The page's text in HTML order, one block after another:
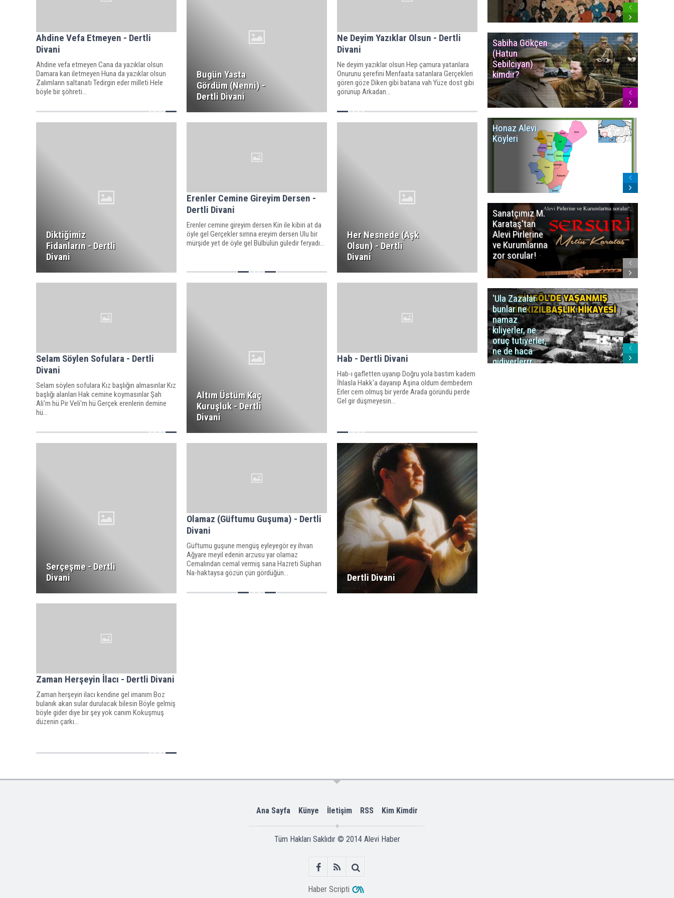
Ahdine Vefa Etmeyen - Dertli
Divani
Ahdine vefa etmeyen Cana da yazıklar olsun
Damara kan iletmeyen Huna da yazıklar olsun
Zalımların saltanatı Tedirgin eder milleti Hele
böyle bir şöhreti...
Bugün Yasta
Gördüm (Nenni) -
Dertli Divani
Ne Deyim Yazıklar Olsun - Dertli
Divani
Ne deyim yazıklar olsun Hep çamura yatanlara
Onurunu şerefini Menfaata satanlara Gerçekleri
gören göze Diken gibi batana vah Yüze dost gibi
görünüp Arkadan...
Diktiğimiz
Fidanların - Dertli
Divani
Erenler Cemine Gireyim Dersen -
Dertli Divani
Erenler cemine gireyim dersen Kin ile kibiri at da
öyle gel Gerçekler sırrına ereyim dersen Ulu bir
mürşide yet de öyle gel Bülbülün güledir feryadı...
Her Nesnede (Aşk
Olsun) - Dertli
Divani
Selam Söylen Sofulara - Dertli
Divani
Selam söylen sofulara Kız başlığın almasınlar Kız
başlığı alanları Hak cemine koymasınlar Şah
Ali'm hü Pir Veli'm hü Gerçek erenlerin demine
hü...
Altım Üstüm Kaç
Kuruşluk - Dertli
Divani
Hab - Dertli Divani
Hab-ı gafletten uyanıp Doğru yola bastım kadem
İhlasla Hakk'a dayanıp Aşina oldum dembedem
Erler cem olmuş bir yerde Arada göründü perde
Gel gir düşmeyesin...
Serçeşme - Dertli
Divani
Olamaz (Güftumu Guşuma) - Dertli
Divani
Güftumu guşune mengüş eyleyegör ey ihvan
Ağyare meyil edenin arzusu yar olamaz
Cemalından cemal vermiş sana Hazreti Süphan
Na-haktaysa gözün çün gördüğün...
Dertli Divani
Zaman Herşeyin İlacı - Dertli Divani
Zaman herşeyin ilacı kendine gel imanım Boz
bulanık akan sular durulacak bilesin Böyle gelmiş
böyle gider diye bir şey yok canım Kokuşmuş
düzenin çarkı...
Sabiha Gökçen
(Hatun
Sebilciyan)
kimdir?
Honaz Alevi
Köyleri
Sanatçımız M.
Karataş'tan
Alevi Pirlerine
ve Kurumlarına
zor sorular!
'Ula Zazalar
bunlar ne
namaz
kıliyerler, ne
oruç tutiyerler,
ne de haca
gidiyerlerrr
Ana Sayfa Künye İletişim RSS Kim Kimdir
Tüm Hakları Saklıdır © 2014 Alevi Haber
Haber Scripti